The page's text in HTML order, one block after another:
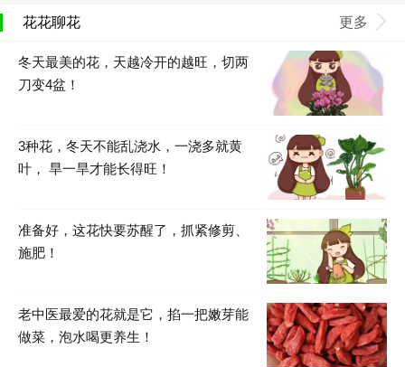
花花聊花 更多
冬天最美的花，天越冷开的越旺，切两
刀变4盆！
3种花，冬天不能乱浇水，一浇多就黄
叶， 旱一旱才能长得旺！
准备好，这花快要苏醒了，抓紧修剪、
施肥！
老中医最爱的花就是它，掐一把嫩芽能
做菜，泡水喝更养生！